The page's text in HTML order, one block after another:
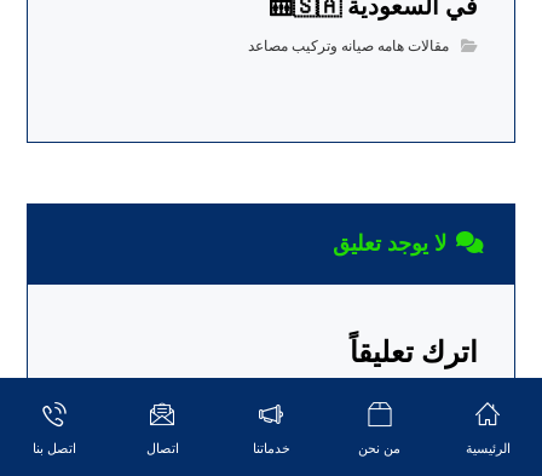
في السعودية 🛗🇸🇦
مقالات هامه صيانه وتركيب مصاعد
لا يوجد تعليق
اترك تعليقاً
لن يتم نشر عنوان بريدك الإلكتروني.
الحقول الإلزامية
مشار إليها بـ*
الرئيسية من نحن خدماتنا اتصال اتصل بنا